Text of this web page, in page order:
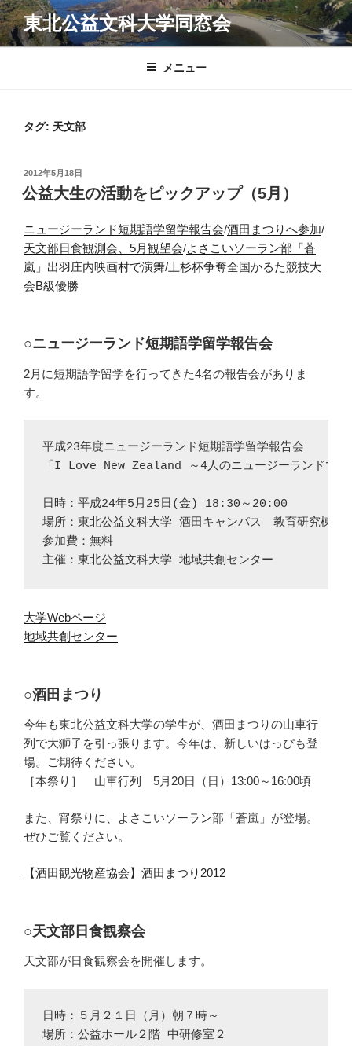
コ
ン
テ
東北公益文科大学同窓会
メニュー
タグ: 天文部
投
稿
日:
2012年5月18日
公益大生の活動をピックアップ（5月）
ニュージーランド短期語学留学報告会/酒田まつりへ参加/
天文部日食観測会、5月観望会/よさこいソーラン部「蒼
嵐」出羽庄内映画村で演舞/ 上杉杯争奪全国かるた競技大
会B級優勝
○ニュージーランド短期語学留学報告会
2月に短期語学留学を行ってきた4名の報告会がありま
す。
平成23年度ニュージーランド短期語学留学報告会
「I Love New Zealand ～4人のニュージーランドでの
日時：平成24年5月25日(金) 18:30～20:00
場所：東北公益文科大学 酒田キャンパス　教育研究棟1
参加費：無料
大学Webページ
地域共創センター
○酒田まつり
今年も東北公益文科大学の学生が、酒田まつりの山車行
列で大獅子を引っ張ります。今年は、新しいはっぴも登
場。ご期待ください。
［本祭り］ 山車行列 5月20日（日）13:00～16:00頃
また、宵祭りに、よさこいソーラン部「蒼嵐」が登場。
ぜひご覧ください。
【酒田観光物産協会】酒田まつり2012
○天文部日食観察会
天文部が日食観察会を開催します。
日時：５月２１日（月）朝７時～
場所：公益ホール２階 中研修室２